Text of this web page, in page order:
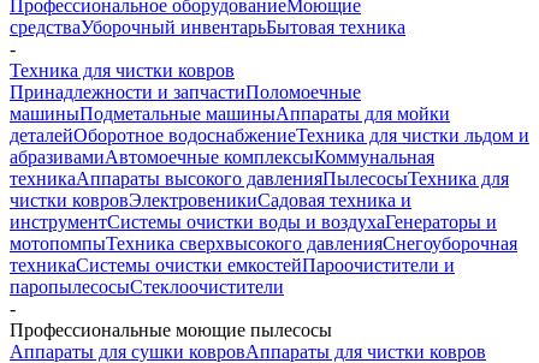
Профессиональное оборудованиеМоющие
средстваУборочный инвентарьБытовая техника
-
Техника для чистки ковров
Принадлежности и запчастиПоломоечные
машиныПодметальные машиныАппараты для мойки
деталейОборотное водоснабжениеТехника для чистки льдом и
абразивамиАвтомоечные комплексыКоммунальная
техникаАппараты высокого давленияПылесосыТехника для
чистки ковровЭлектровеникиСадовая техника и
инструментСистемы очистки воды и воздухаГенераторы и
мотопомпыТехника сверхвысокого давленияСнегоуборочная
техникаСистемы очистки емкостейПароочистители и
паропылесосыСтеклоочистители
-
Профессиональные моющие пылесосы
Аппараты для сушки ковровАппараты для чистки ковров